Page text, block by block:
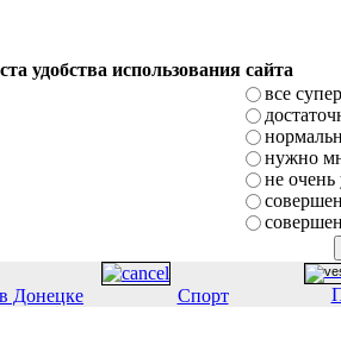
удобства использования сайта
все супер
нужно
не очень
Донецке Спорт